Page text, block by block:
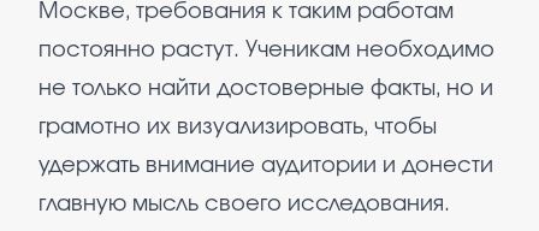
Москве, требования к таким работам
постоянно растут. Ученикам необходимо
не только найти достоверные факты, но и
грамотно их визуализировать, чтобы
удержать внимание аудитории и донести
главную мысль своего исследования.